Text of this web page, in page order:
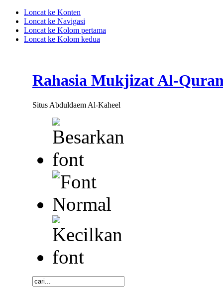
Loncat ke Konten
Loncat ke Navigasi
Loncat ke Kolom pertama
Loncat ke Kolom kedua
Rahasia Mukjizat Al-
Situs Abduldaem Al-Kaheel